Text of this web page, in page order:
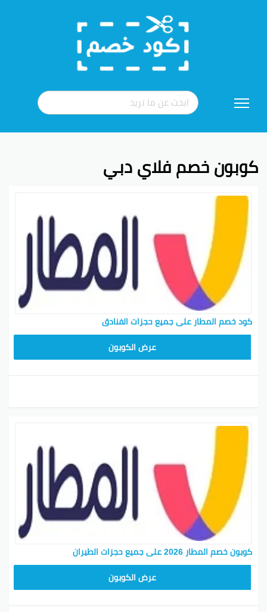
إلى
كوبون خصم فلاي دبي
كود خصم المطار على جميع حجزات الفنادق
عرض الكوبون
كوبون خصم المطار 2026 على جميع حجزات الطيران
عرض الكوبون